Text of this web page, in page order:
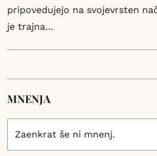
pripovedujejo na svojevrsten
je trajna…
MNENJA
Zaenkrat še ni mnenj.